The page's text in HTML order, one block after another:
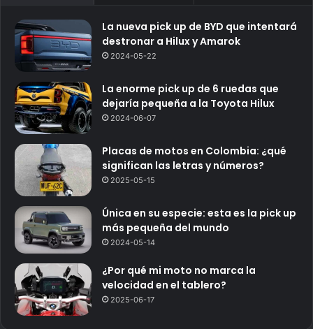
La nueva pick up de BYD que intentará
destronar a Hilux y Amarok
2024-05-22
La enorme pick up de 6 ruedas que
dejaría pequeña a la Toyota Hilux
2024-06-07
Placas de motos en Colombia: ¿qué
significan las letras y números?
2025-05-15
Única en su especie: esta es la pick up
más pequeña del mundo
2024-05-14
¿Por qué mi moto no marca la
velocidad en el tablero?
2025-06-17